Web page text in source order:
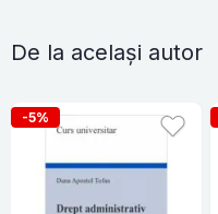
De la același autor
-5%